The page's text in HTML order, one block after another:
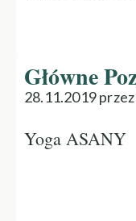
Główne
28.11.2019
Yoga ASANY